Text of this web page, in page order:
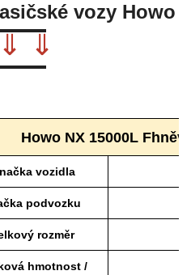
vozy Howo
⇓
Howo NX 15000L Fhněv
vozidla
podvozku
rozměr
hmotnost /